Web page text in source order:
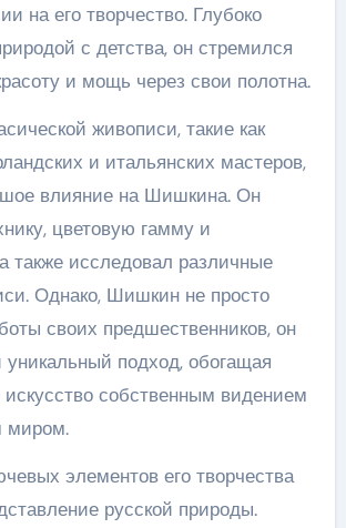
на его творчество. Глубоко
с детства, он стремился
и мощь через свои полотна.
живописи, такие как
и итальянских мастеров,
влияние на Шишкина. Он
цветовую гамму и
также исследовал различные
Однако, Шишкин не просто
своих предшественников, он
уникальный подход, обогащая
искусство собственным видением
миром.
элементов его творчества
русской природы.